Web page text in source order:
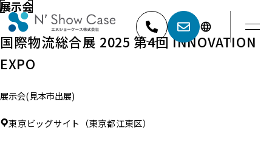
展示会
国際物流総合展 2025 第4回 INNOVATION
EXPO
展示会(見本市出展)
東京ビッグサイト（東京都江東区）